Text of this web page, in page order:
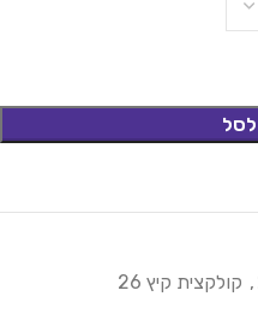
, קולקצית קיץ 26